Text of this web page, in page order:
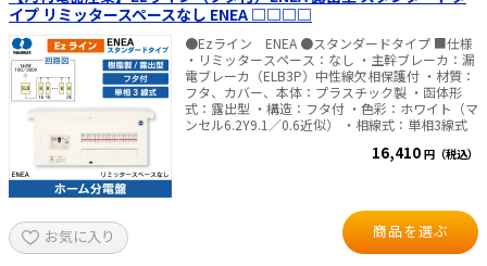
イプ リミッタースペースなし ENEA □□□□
●Ezライン ENEA ●スタンダードタイプ ■仕様
・リミッタースペース：なし ・主幹ブレーカ：漏
電ブレーカ（ELB3P）中性線欠相保護付 ・材質：
フタ、カバー、本体：プラスチック製 ・函体形
式：露出型 ・構造：フタ付 ・色彩：ホワイト（マ
ンセル6.2Y9.1／0.6近似） ・相線式：単相3線式
16,410 円（税込）
お気に入り 商品を選ぶ